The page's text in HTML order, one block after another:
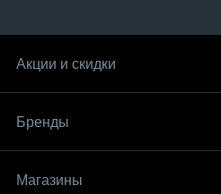
Акции и скидки
Бренды
Магазины